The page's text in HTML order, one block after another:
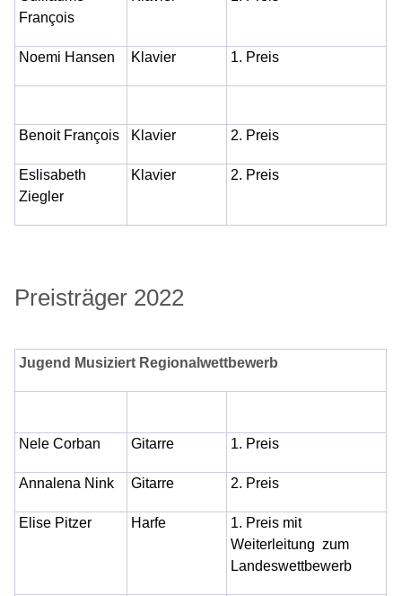
François
Noemi Hansen Klavier 1. Preis
Benoit François Klavier 2. Preis
Eslisabeth
Ziegler
Klavier 2. Preis
Preisträger 2022
Jugend Musiziert Regionalwettbewerb
Nele Corban Gitarre 1. Preis
Annalena Nink Gitarre 2. Preis
Elise Pitzer Harfe
1. Preis mit
Weiterleitung zum
Landeswettbewerb